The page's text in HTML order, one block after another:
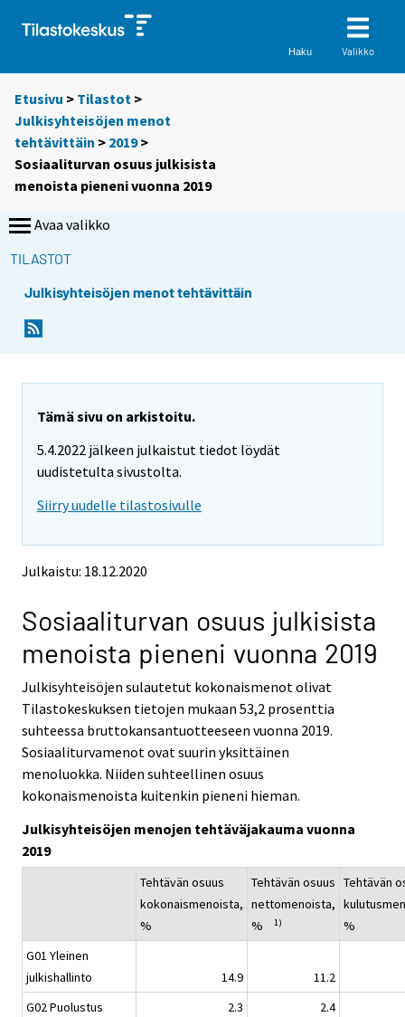
Haku Valikko
Etusivu > Tilastot >
Julkisyhteisöjen menot
tehtävittäin > 2019>
Sosiaaliturvan osuus julkisista
menoista pieneni vuonna 2019
Avaa valikko
TILASTOT
Julkisyhteisöjen menot tehtävittäin
Tämä sivu on arkistoitu.
5.4.2022 jälkeen julkaistut tiedot löydät
uudistetulta sivustolta.
Siirry uudelle tilastosivulle
Julkaistu: 18.12.2020
Sosiaaliturvan osuus julkisista
menoista pieneni vuonna 2019
Julkisyhteisöjen sulautetut kokonaismenot olivat
Tilastokeskuksen tietojen mukaan 53,2 prosenttia
suhteessa bruttokansantuotteeseen vuonna 2019.
Sosiaaliturvamenot ovat suurin yksittäinen
menoluokka. Niiden suhteellinen osuus
kokonaismenoista kuitenkin pieneni hieman.
Julkisyhteisöjen menojen tehtäväjakauma vuonna
2019
Tehtävän osuus
kokonaismenoista,
%
Tehtävän osuus
nettomenoista,
%
1)
Tehtävän
%
G01 Yleinen
julkishallinto
14.9
11.2
G02 Puolustus
2.3
2.4